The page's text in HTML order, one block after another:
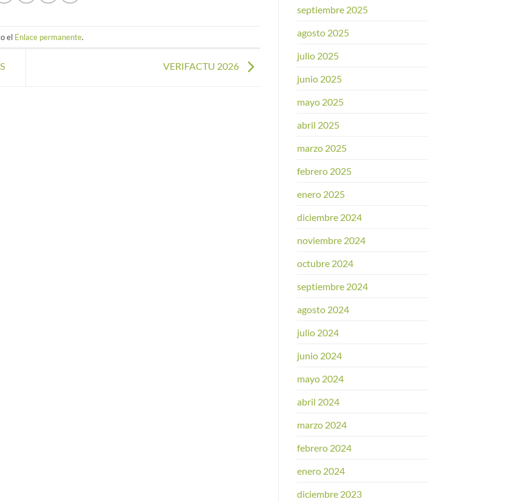
el Enlace permanente.
VERIFACTU 2026
septiembre 2025
agosto 2025
julio 2025
junio 2025
mayo 2025
abril 2025
marzo 2025
febrero 2025
enero 2025
diciembre 2024
noviembre 2024
octubre 2024
septiembre 2024
agosto 2024
julio 2024
junio 2024
mayo 2024
abril 2024
marzo 2024
febrero 2024
enero 2024
diciembre 2023